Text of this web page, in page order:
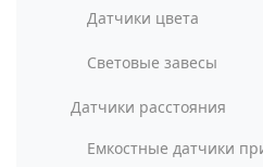
Датчики цвета
Световые завесы
Датчики расстояния
Емкостные датчики